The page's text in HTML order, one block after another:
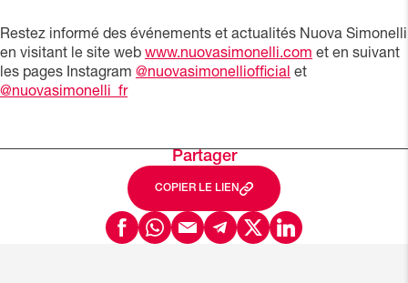
Restez informé des événements et actualités Nuova Simonelli
en visitant le site web www.nuovasimonelli.com et en suivant
les pages Instagram @nuovasimonelliofficial et
@nuovasimonelli_fr
Partager
COPIER LE LIEN